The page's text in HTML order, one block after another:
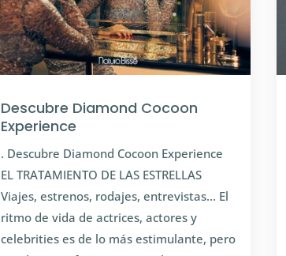
Descubre Diamond Cocoon
Experience
. Descubre Diamond Cocoon Experience
EL TRATAMIENTO DE LAS ESTRELLAS
Viajes, estrenos, rodajes, entrevistas… El
ritmo de vida de actrices, actores y
celebrities es de lo más estimulante, pero